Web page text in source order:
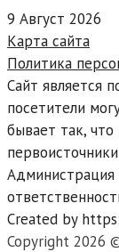
9 Август 2026
Карта сайта
Политика
Сайт является
посетители
бывает так,
Администрация
Created by
Copyright 2026